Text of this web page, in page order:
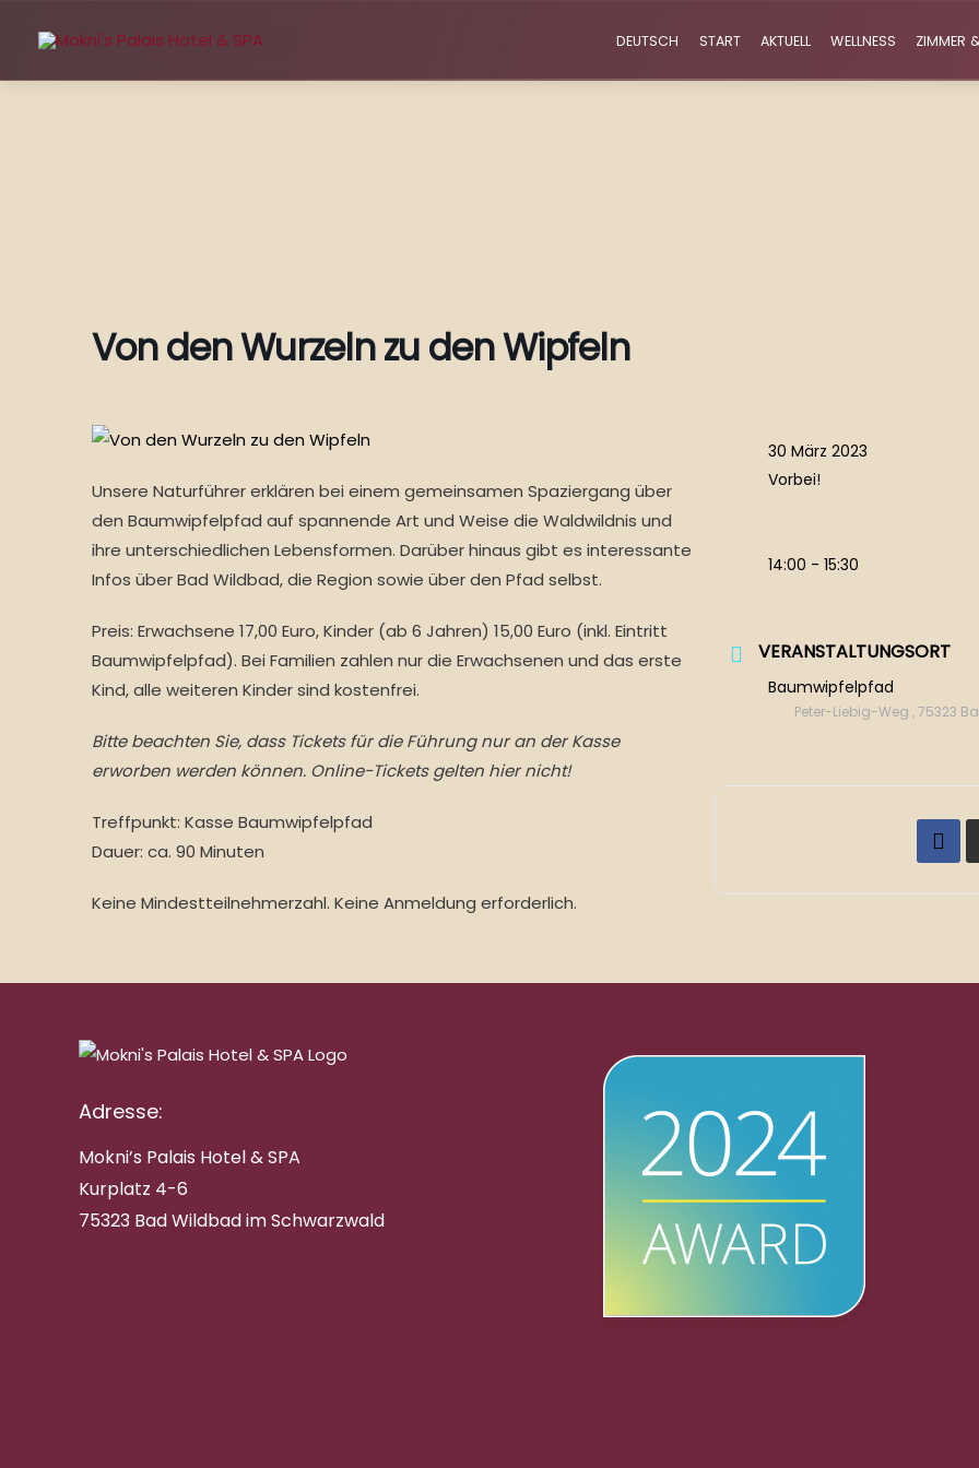
Inhalt
DEUTSCH START AKTUELL WELLNESS ZIMMER
Von den Wurzeln zu den Wipfeln
Unsere Naturführer erklären bei einem gemeinsamen Spaziergang über
den Baumwipfelpfad auf spannende Art und Weise die Waldwildnis und
ihre unterschiedlichen Lebensformen. Darüber hinaus gibt es interessante
Infos über Bad Wildbad, die Region sowie über den Pfad selbst.
Preis: Erwachsene 17,00 Euro, Kinder (ab 6 Jahren) 15,00 Euro (inkl. Eintritt
Baumwipfelpfad). Bei Familien zahlen nur die Erwachsenen und das erste
Kind, alle weiteren Kinder sind kostenfrei.
Bitte beachten Sie, dass Tickets für die Führung nur an der Kasse
erworben werden können. Online-Tickets gelten hier nicht!
Treffpunkt: Kasse Baumwipfelpfad
Dauer: ca. 90 Minuten
Keine Mindestteilnehmerzahl. Keine Anmeldung erforderlich.
30 März 2023
Vorbei!
14:00 - 15:30
VERANSTALTUNGSORT
Baumwipfelpfad
Peter-Liebig-Weg , 75323
Adresse:
Mokni’s Palais Hotel & SPA
Kurplatz 4-6
75323 Bad Wildbad im Schwarzwald